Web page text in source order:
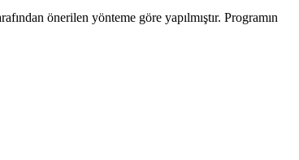
önerilen yönteme göre yapılmıştır. Programın